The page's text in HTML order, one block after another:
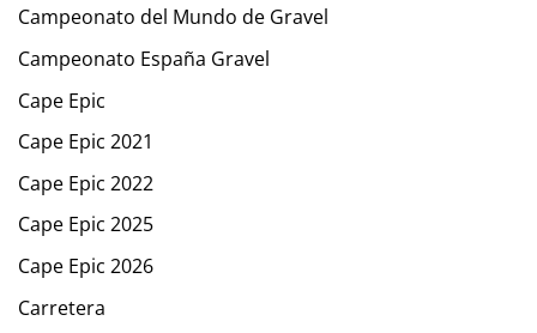
Campeonato del Mundo de Gravel
Campeonato España Gravel
Cape Epic
Cape Epic 2021
Cape Epic 2022
Cape Epic 2025
Cape Epic 2026
Carretera